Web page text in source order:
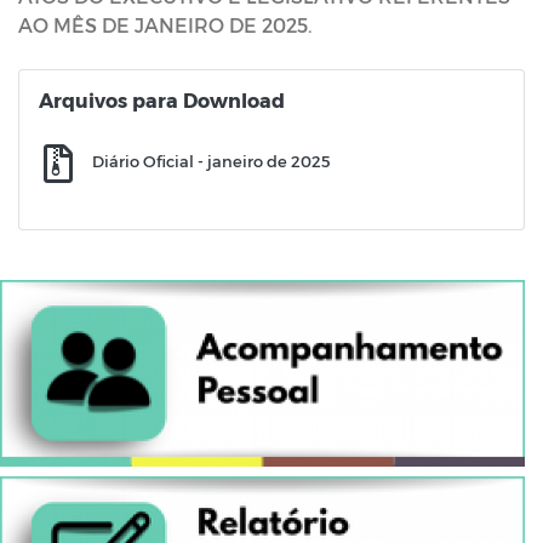
AO MÊS DE JANEIRO DE 2025.
Arquivos para Download
Diário Oficial - janeiro de 2025